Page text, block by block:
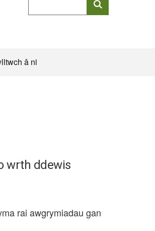
allweddeiriau
â ni
wrth ddewis
rai awgrymiadau gan